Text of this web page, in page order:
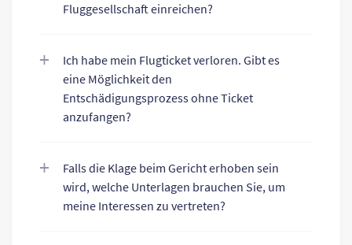
Fluggesellschaft einreichen?
Ich habe mein Flugticket verloren. Gibt es
eine Möglichkeit den
Entschädigungsprozess ohne Ticket
anzufangen?
Falls die Klage beim Gericht erhoben sein
wird, welche Unterlagen brauchen Sie, um
meine Interessen zu vertreten?